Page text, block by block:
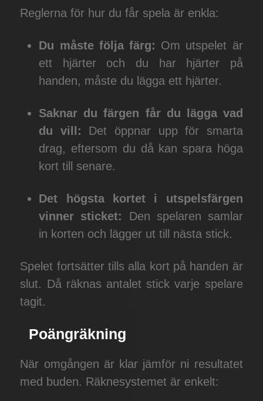
Reglerna för hur du får spela är enkla:
Du måste följa färg: Om utspelet är
ett hjärter och du har hjärter på
handen, måste du lägga ett hjärter.
Saknar du färgen får du lägga vad
du vill: Det öppnar upp för smarta
drag, eftersom du då kan spara höga
kort till senare.
Det högsta kortet i utspelsfärgen
vinner sticket:
Den spelaren samlar
in korten och lägger ut till nästa stick.
Spelet fortsätter tills alla kort på handen är
slut. Då räknas antalet stick varje spelare
tagit.
Poängräkning
När omgången är klar jämför ni resultatet
med buden. Räknesystemet är enkelt: